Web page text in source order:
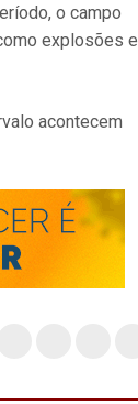
o campo
explosões e
acontecem